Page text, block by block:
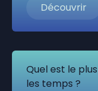
Découvrir
Quel est le
les temps ?